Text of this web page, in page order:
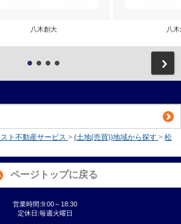
八木創大 八
ト不動産サービス > (土地(売買))地域から探す > 松
ページトップに戻る
営業時間:9:00～18:30
定休日:毎週火曜日